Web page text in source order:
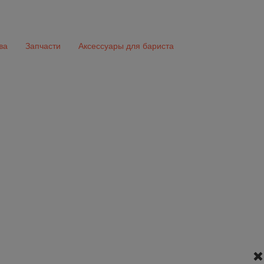
Запчасти Аксессуары для бариста